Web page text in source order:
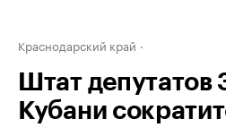
Краснодарский край
Штат депутатов
Кубани